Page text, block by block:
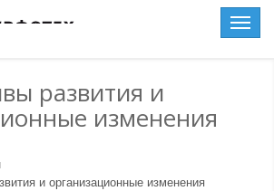
Toggle
развития и
изменения
и организационные изменения